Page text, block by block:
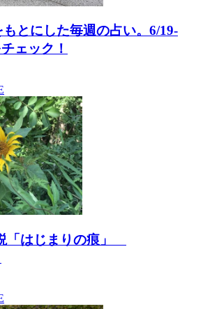
とにした毎週の占い。6/19-
ェック！
「はじまりの痕」